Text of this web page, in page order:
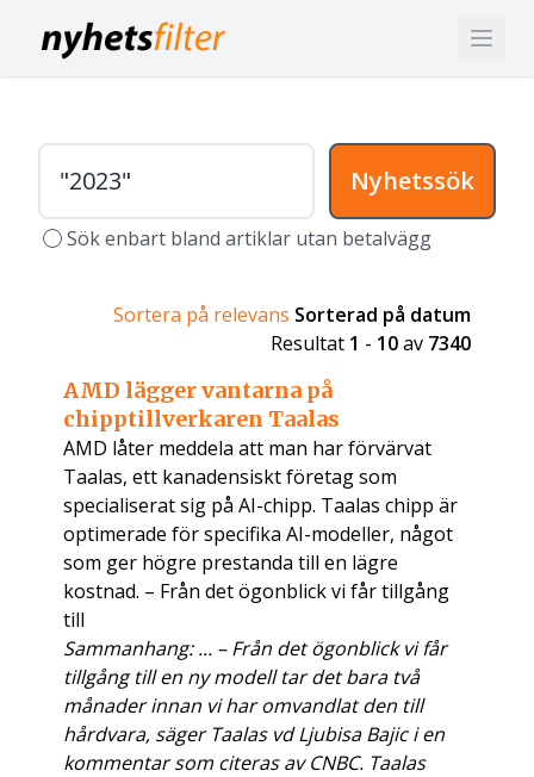
Nyhetssök
Sök enbart bland artiklar utan betalvägg
Sortera på relevans Sorterad på datum
Resultat 1 - 10av 7340
AMD lägger vantarna på
chipptillverkaren Taalas
AMD låter meddela att man har förvärvat
Taalas, ett kanadensiskt företag som
specialiserat sig på AI-chipp. Taalas chipp är
optimerade för specifika AI-modeller, något
som ger högre prestanda till en lägre
kostnad. – Från det ögonblick vi får tillgång
till
Sammanhang: ... – Från det ögonblick vi får
tillgång till en ny modell tar det bara två
månader innan vi har omvandlat den till
hårdvara, säger Taalas vd Ljubisa Bajic i en
kommentar som citeras av CNBC. Taalas